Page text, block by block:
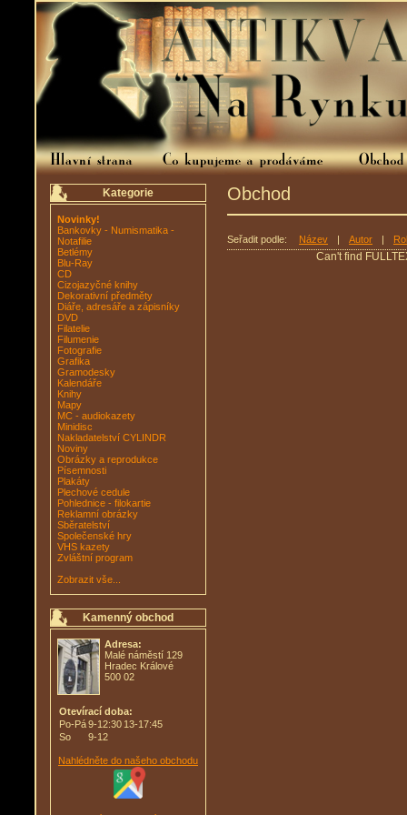
Kategorie
Novinky!
Bankovky - Numismatika -
Notafilie
Betlémy
Blu-Ray
CD
Cizojazyčné knihy
Dekorativní předměty
Diáře, adresáře a zápisníky
DVD
Filatelie
Filumenie
Fotografie
Grafika
Gramodesky
Kalendáře
Knihy
Mapy
MC - audiokazety
Minidisc
Nakladatelství CYLINDR
Noviny
Obrázky a reprodukce
Písemnosti
Plakáty
Plechové cedule
Pohlednice - filokartie
Reklamní obrázky
Sběratelství
Společenské hry
VHS kazety
Zvláštní program
Zobrazit vše...
Kamenný obchod
Adresa:
Malé náměstí 129
Hradec Králové
500 02
Otevírací doba:
Po-Pá9-12:30 13-17:45
So
9-12
Nahlédněte do našeho obchodu
Obchod
Seřadit podle: Název | Autor |
Can't find